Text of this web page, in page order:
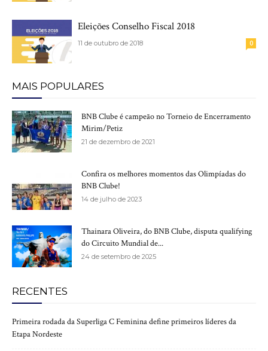
Eleições Conselho Fiscal 2018
11 de outubro de 2018 0
MAIS POPULARES
BNB Clube é campeão no Torneio de Encerramento
Mirim/Petiz
21 de dezembro de 2021
Confira os melhores momentos das Olimpíadas do
BNB Clube!
14 de julho de 2023
Thainara Oliveira, do BNB Clube, disputa qualifying
do Circuito Mundial de...
24 de setembro de 2025
RECENTES
Primeira rodada da Superliga C Feminina define primeiros líderes da
Etapa Nordeste